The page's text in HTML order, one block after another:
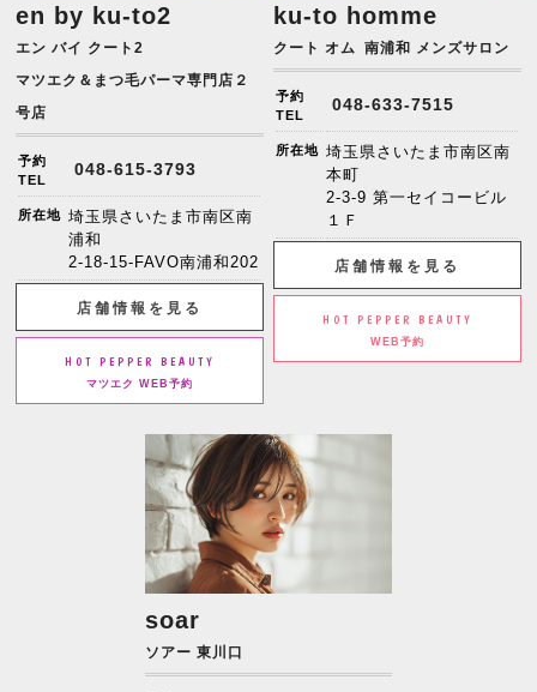
en by ku-to2
エン バイ クート2
マツエク＆まつ毛パーマ専門店２
号店
予約
TEL
048-615-3793
所在地 埼玉県さいたま市南区南
浦和
2-18-15-FAVO南浦和202
店舗情報を見る
HOT PEPPER BEAUTY
マツエク WEB予約
ku-to homme
クート オム 南浦和 メンズサロン
予約
TEL
048-633-7515
所在地 埼玉県さいたま市南区南
本町
2-3-9 第一セイコービル
１Ｆ
店舗情報を見る
HOT PEPPER BEAUTY
WEB予約
soar
ソアー 東川口